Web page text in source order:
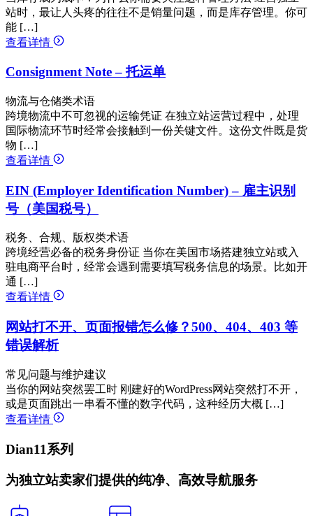
站时，最让人头疼的往往不是销量问题，而是库存管理。你可
能 […]
查看详情
Consignment Note – 托运单
物流与仓储类术语
跨境物流中不可忽视的运输凭证 在独立站运营过程中，处理
国际物流环节时经常会接触到一份关键文件。这份文件既是货
物 […]
查看详情
EIN (Employer Identification Number) – 雇主识别
号（美国税号）
税务、合规、版权类术语
跨境经营必备的税务身份证 当你在美国市场搭建独立站或入
驻电商平台时，经常会遇到需要填写税务信息的场景。比如开
通 […]
查看详情
网站打不开、页面报错怎么修？500、404、403 等
错误解析
常见问题与维护建议
当你的网站突然罢工时 刚建好的WordPress网站突然打不开，
或是页面跳出一串看不懂的数字代码，这种经历大概 […]
查看详情
Dian11系列
为独立站卖家们提供的纯净、高效导航服务